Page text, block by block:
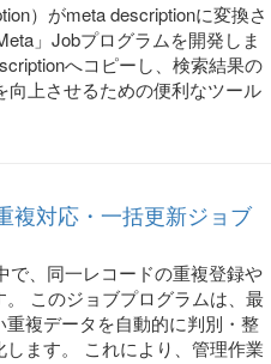
）がmeta descriptionに変換さ
」Jobプログラムを開発しま
へコピーし、検索結果の
上させるための便利なツール
複対応・一括更新ジョブ
で、同一レコードの重複登録や
このジョブプログラムは、最
複データを自動的に判別・整
ます。 これにより、管理作業